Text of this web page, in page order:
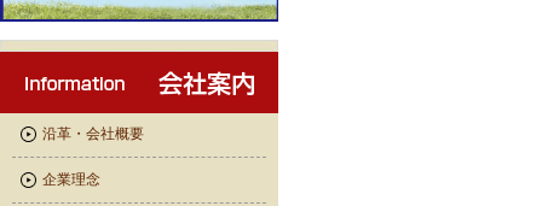
沿革・会社概要
企業理念